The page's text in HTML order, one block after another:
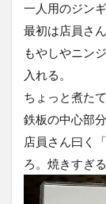
一人用のジン
最初は店員さ
もやしやニン
入れる。
ちょっと煮たて
鉄板の中心部
店員さん曰く
ろ。焼きすぎ